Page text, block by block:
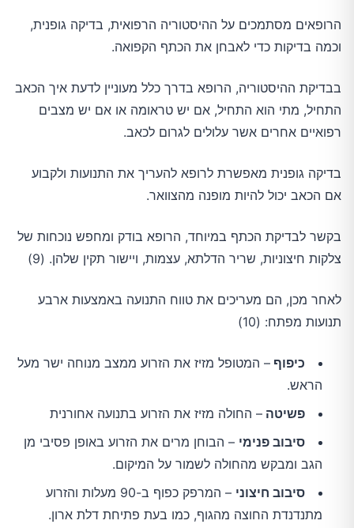
הרופאים מסתמכים על ההיסטוריה הרפואית, בדיקה גופנית,
וכמה בדיקות כדי לאבחן את הכתף הקפואה.
בבדיקת ההיסטוריה, הרופא בדרך כלל מעוניין לדעת איך הכאב
התחיל, מתי הוא התחיל, אם יש טראומה או אם יש מצבים
רפואיים אחרים אשר עלולים לגרום לכאב.
בדיקה גופנית מאפשרת לרופא להעריך את התנועות ולקבוע
אם הכאב יכול להיות מופנה מהצוואר.
בקשר לבדיקת הכתף במיוחד, הרופא בודק ומחפש נוכחות של
צלקות חיצוניות, שריר הדלתא, עצמות, ויישור תקין שלהן. (9)
לאחר מכן, הם מעריכים את טווח התנועה באמצעות ארבע
תנועות מפתח: (10)
כיפוף – המטופל מזיז את הזרוע ממצב מנוחה ישר מעל
הראש.
פשיטה – החולה מזיז את הזרוע בתנועה אחורנית
סיבוב פנימי – הבוחן מרים את הזרוע באופן פסיבי מן
הגב ומבקש מהחולה לשמור על המיקום.
סיבוב חיצוני
– המרפק כפוף ב-90 מעלות והזרוע
מתנדנדת החוצה מהגוף, כמו בעת ​​פתיחת דלת ארון.